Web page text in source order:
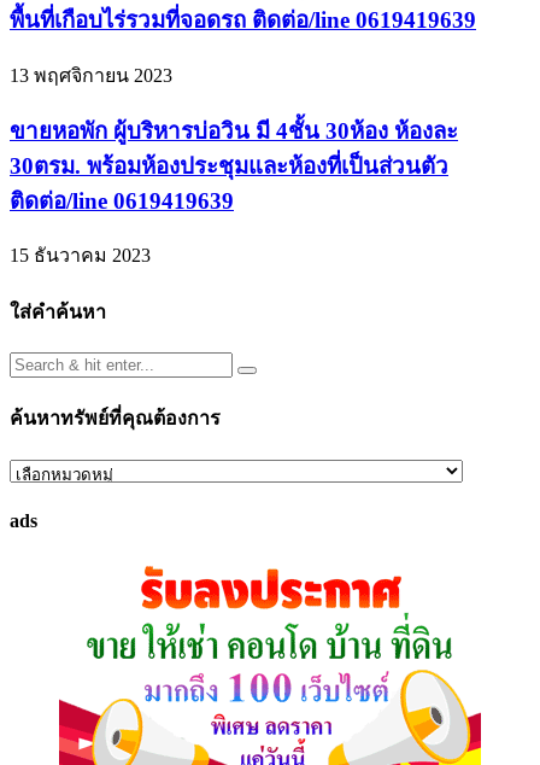
พื้นที่เกือบไร่รวมที่จอดรถ ติดต่อ/line 0619419639
13 พฤศจิกายน 2023
ขายหอพัก ผู้บริหารบ่อวิน มี 4ชั้น 30ห้อง ห้องละ
30ตรม. พร้อมห้องประชุมและห้องที่เป็นส่วนตัว
ติดต่อ/line 0619419639
15 ธันวาคม 2023
ใส่คำค้นหา
ค้นหาทรัพย์ที่คุณต้องการ
ค้นหา
ที่
ads